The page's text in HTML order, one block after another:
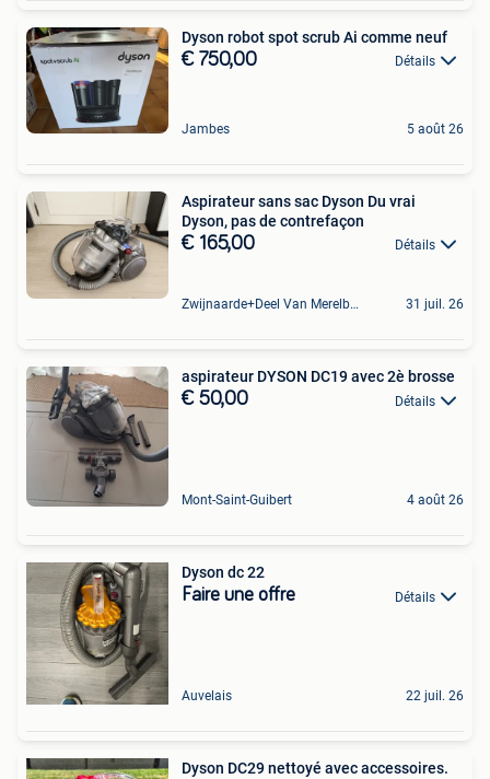
Dyson robot spot scrub Ai comme neuf
€ 750,00 Détails
Jambes 5 août 26
Aspirateur sans sac Dyson Du vrai
Dyson, pas de contrefaçon
€ 165,00 Détails
Zwijnaarde+Deel Van Merelbeke 31 juil. 26
aspirateur DYSON DC19 avec 2è brosse
€ 50,00 Détails
Mont-Saint-Guibert 4 août 26
Dyson dc 22
Faire une offre Détails
Auvelais 22 juil. 26
Dyson DC29 nettoyé avec accessoires.